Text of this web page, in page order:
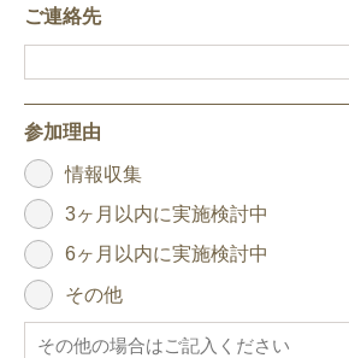
ご連絡先
参加理由
情報収集
3ヶ月以内に実施検討中
6ヶ月以内に実施検討中
その他